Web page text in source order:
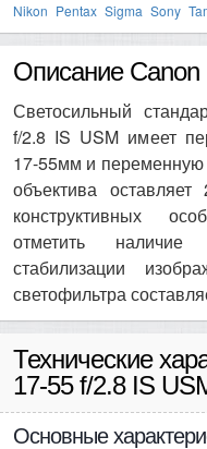
Nikon Pentax Sigma Sony
Описание
Светосильный
f/2.8 IS USM имеет
17-55мм и переменную
объектива
конструктивных
отметить наличие
стабилизации
светофильтра
Технические
17-55 f/2.8 IS
Основные